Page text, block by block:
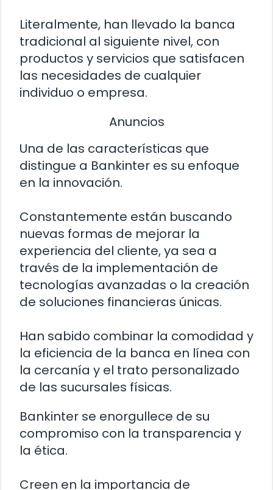
Literalmente, han llevado la banca
tradicional al siguiente nivel, con
productos y servicios que satisfacen
las necesidades de cualquier
individuo o empresa.
Anuncios
Una de las características que
distingue a Bankinter es su enfoque
en la innovación.
Constantemente están buscando
nuevas formas de mejorar la
experiencia del cliente, ya sea a
través de la implementación de
tecnologías avanzadas o la creación
de soluciones financieras únicas.
Han sabido combinar la comodidad y
la eficiencia de la banca en línea con
la cercanía y el trato personalizado
de las sucursales físicas.
Bankinter se enorgullece de su
compromiso con la transparencia y
la ética.
Creen en la importancia de